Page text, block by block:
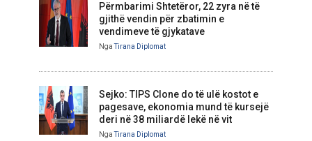
Përmbarimi Shtetëror, 22 zyra në të
gjithë vendin për zbatimin e
vendimeve të gjykatave
Nga Tirana Diplomat
Sejko: TIPS Clone do të ulë kostot e
pagesave, ekonomia mund të kursejë
deri në 38 miliardë lekë në vit
Nga Tirana Diplomat